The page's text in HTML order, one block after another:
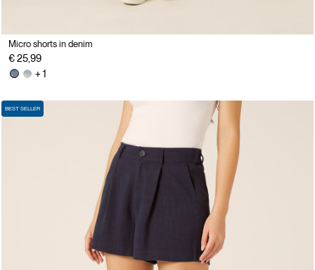
Micro shorts in denim
€ 25,99
+ 1
BEST SELLER